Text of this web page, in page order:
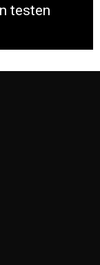
testen